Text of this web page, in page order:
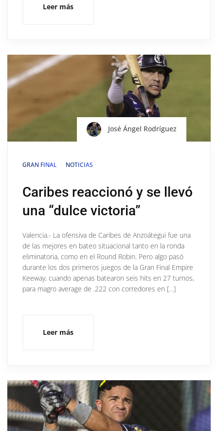
Leer más
José Ángel Rodríguez
GRAN FINAL NOTICIAS
Caribes reaccionó y se llevó
una “dulce victoria”
Valencia.- La ofensiva de Caribes de Anzoátegui fue una
de las mejores en bateo situacional tanto en la ronda
eliminatoria, como en el Round Robin. Pero algo pasó
durante los dos primeros juegos de la Gran Final Empire
Keeway, cuando apenas batearon seis hits en 27 turnos,
para magro average de .222 con corredores en […]
Leer más